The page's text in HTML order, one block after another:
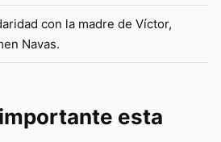
con la madre de Víctor,
Navas.
esta